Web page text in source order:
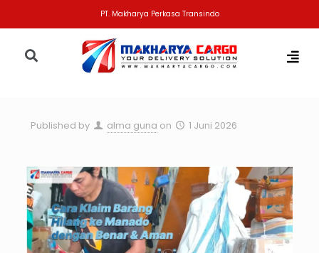
PT. Makharya Perkasa Transindo
Published by alma guna on 1 Juni 2026